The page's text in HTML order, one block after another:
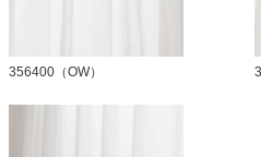
356400（OW）